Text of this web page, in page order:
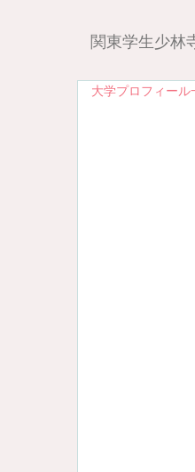
関東学生少林
大学プロフィール